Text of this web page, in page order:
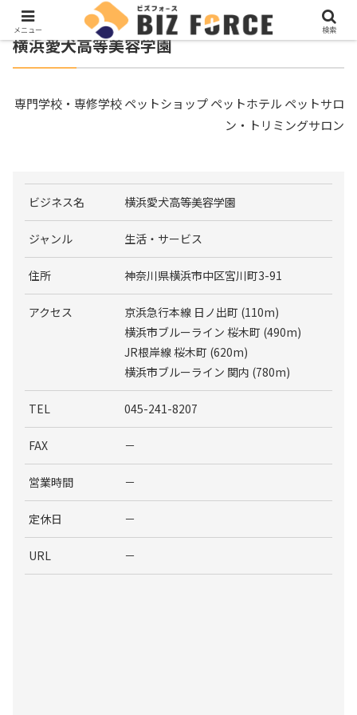
横浜愛犬高等美容学園
専門学校・専修学校 ペットショップ ペットホテル ペットサロ
ン・トリミングサロン
ビジネス名 横浜愛犬高等美容学園
ジャンル 生活・サービス
住所 神奈川県横浜市中区宮川町3-91
アクセス
京浜急行本線 日ノ出町 (110m)
横浜市ブルーライン 桜木町 (490m)
JR根岸線 桜木町 (620m)
横浜市ブルーライン 関内 (780m)
TEL 045-241-8207
FAX －
営業時間 －
定休日 －
URL －
メニュー 検索